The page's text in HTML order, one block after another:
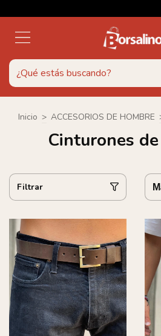
Inicio > ACCESORIOS DE HOMBRE
Cinturones
Filtrar